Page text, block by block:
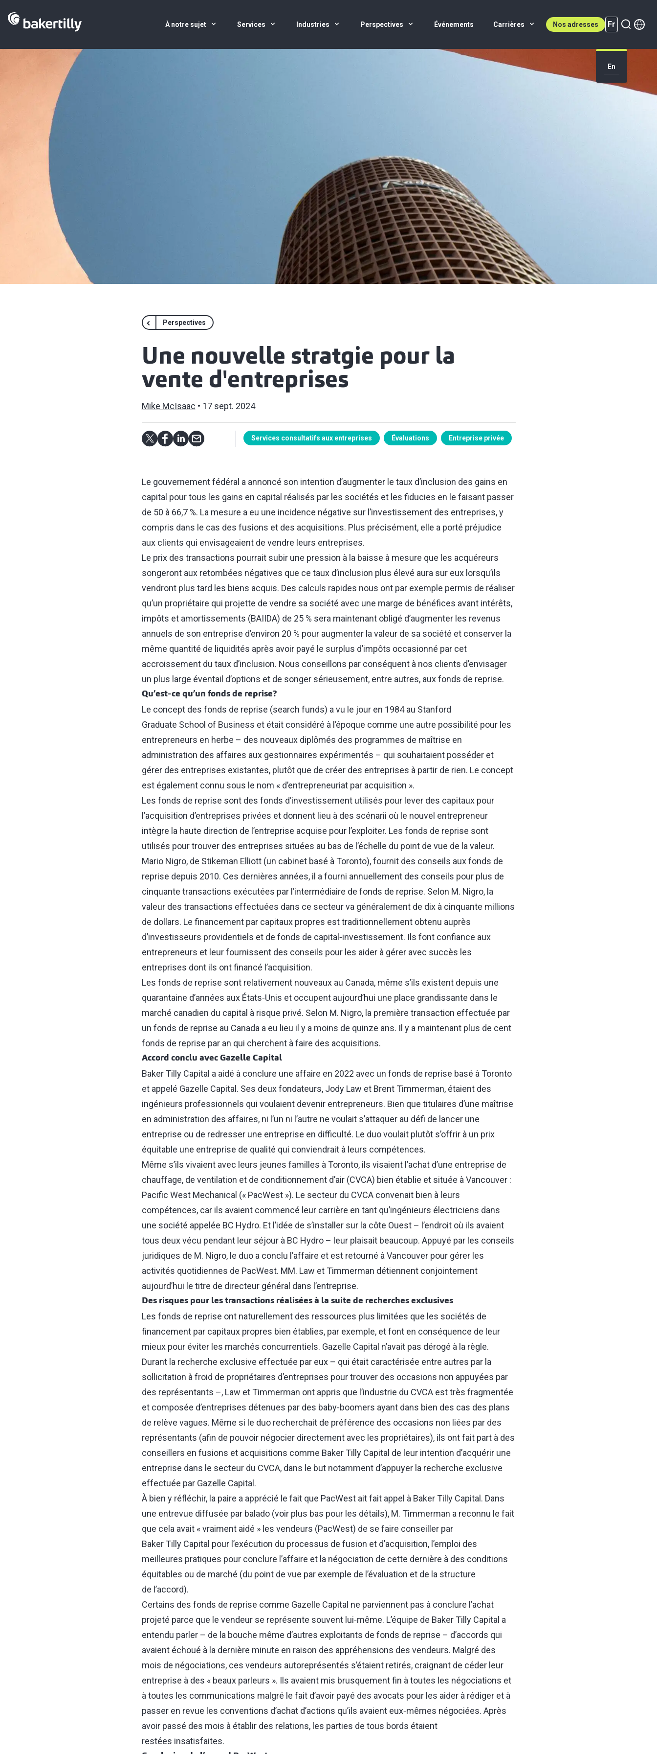
À notre sujet Services Industries Perspectives Événements Carrières Nos adresses Fr
En
Fr (active)
Perspectives
Une nouvelle stratgie pour la
vente d'entreprises
Mike McIsaac 17 sept. 2024
Services consultatifs aux entreprises Évaluations Entreprise privée
Le gouvernement fédéral a annoncé son intention d’augmenter le taux d’inclusion des gains en
capital pour tous les gains en capital réalisés par les sociétés et les fiducies en le faisant passer
de 50 à 66,7 %. La mesure a eu une incidence négative sur l’investissement des entreprises, y
compris dans le cas des fusions et des acquisitions. Plus précisément, elle a porté préjudice
aux clients qui envisageaient de vendre leurs entreprises.
Le prix des transactions pourrait subir une pression à la baisse à mesure que les acquéreurs
songeront aux retombées négatives que ce taux d’inclusion plus élevé aura sur eux lorsqu’ils
vendront plus tard les biens acquis. Des calculs rapides nous ont par exemple permis de réaliser
qu’un propriétaire qui projette de vendre sa société avec une marge de bénéfices avant intérêts,
impôts et amortissements (BAIIDA) de 25 % sera maintenant obligé d’augmenter les revenus
annuels de son entreprise d’environ 20 % pour augmenter la valeur de sa société et conserver la
même quantité de liquidités après avoir payé le surplus d’impôts occasionné par cet
accroissement du taux d’inclusion. Nous conseillons par conséquent à nos clients d’envisager
un plus large éventail d’options et de songer sérieusement, entre autres, aux fonds de reprise.
Qu’est‑ce qu’un fonds de reprise?
Le concept des fonds de reprise (search funds) a vu le jour en 1984 au Stanford
Graduate School of Business et était considéré à l’époque comme une autre possibilité pour les
entrepreneurs en herbe ⁠–⁠ des nouveaux diplômés des programmes de maîtrise en
administration des affaires aux gestionnaires expérimentés ⁠–⁠ qui souhaitaient posséder et
gérer des entreprises existantes, plutôt que de créer des entreprises à partir de rien. Le concept
est également connu sous le nom « d’entrepreneuriat par acquisition ».
Les fonds de reprise sont des fonds d’investissement utilisés pour lever des capitaux pour
l’acquisition d’entreprises privées et donnent lieu à des scénarii où le nouvel entrepreneur
intègre la haute direction de l’entreprise acquise pour l’exploiter. Les fonds de reprise sont
utilisés pour trouver des entreprises situées au bas de l’échelle du point de vue de la valeur.
Mario Nigro, de Stikeman Elliott (un cabinet basé à Toronto), fournit des conseils aux fonds de
reprise depuis 2010. Ces dernières années, il a fourni annuellement des conseils pour plus de
cinquante transactions exécutées par l’intermédiaire de fonds de reprise. Selon M. Nigro, la
valeur des transactions effectuées dans ce secteur va généralement de dix à cinquante millions
de dollars. Le financement par capitaux propres est traditionnellement obtenu auprès
d’investisseurs providentiels et de fonds de capital‑investissement. Ils font confiance aux
entrepreneurs et leur fournissent des conseils pour les aider à gérer avec succès les
entreprises dont ils ont financé l’acquisition.
Les fonds de reprise sont relativement nouveaux au Canada, même s’ils existent depuis une
quarantaine d’années aux États‑Unis et occupent aujourd’hui une place grandissante dans le
marché canadien du capital à risque privé. Selon M. Nigro, la première transaction effectuée par
un fonds de reprise au Canada a eu lieu il y a moins de quinze ans. Il y a maintenant plus de cent
fonds de reprise par an qui cherchent à faire des acquisitions.
Accord conclu avec Gazelle Capital
Baker Tilly Capital a aidé à conclure une affaire en 2022 avec un fonds de reprise basé à Toronto
et appelé Gazelle Capital. Ses deux fondateurs, Jody Law et Brent Timmerman, étaient des
ingénieurs professionnels qui voulaient devenir entrepreneurs. Bien que titulaires d’une maîtrise
en administration des affaires, ni l’un ni l’autre ne voulait s’attaquer au défi de lancer une
entreprise ou de redresser une entreprise en difficulté. Le duo voulait plutôt s’offrir à un prix
équitable une entreprise de qualité qui conviendrait à leurs compétences.
Même s’ils vivaient avec leurs jeunes familles à Toronto, ils visaient l’achat d’une entreprise de
chauffage, de ventilation et de conditionnement d’air (CVCA) bien établie et située à Vancouver :
Pacific West Mechanical (« PacWest »). Le secteur du CVCA convenait bien à leurs
compétences, car ils avaient commencé leur carrière en tant qu’ingénieurs électriciens dans
une société appelée BC Hydro. Et l’idée de s’installer sur la côte Ouest ⁠–⁠ l’endroit où ils avaient
tous deux vécu pendant leur séjour à BC Hydro ⁠–⁠ leur plaisait beaucoup. Appuyé par les conseils
juridiques de M. Nigro, le duo a conclu l’affaire et est retourné à Vancouver pour gérer les
activités quotidiennes de PacWest. MM. Law et Timmerman détiennent conjointement
aujourd’hui le titre de directeur général dans l’entreprise.
Des risques pour les transactions réalisées à la suite de recherches exclusives
Les fonds de reprise ont naturellement des ressources plus limitées que les sociétés de
financement par capitaux propres bien établies, par exemple, et font en conséquence de leur
mieux pour éviter les marchés concurrentiels. Gazelle Capital n’avait pas dérogé à la règle.
Durant la recherche exclusive effectuée par eux ⁠–⁠ qui était caractérisée entre autres par la
sollicitation à froid de propriétaires d’entreprises pour trouver des occasions non appuyées par
des représentants ⁠–⁠, Law et Timmerman ont appris que l’industrie du CVCA est très fragmentée
et composée d’entreprises détenues par des baby‑boomers ayant dans bien des cas des plans
de relève vagues. Même si le duo recherchait de préférence des occasions non liées par des
représentants (afin de pouvoir négocier directement avec les propriétaires), ils ont fait part à des
conseillers en fusions et acquisitions comme Baker Tilly Capital de leur intention d’acquérir une
entreprise dans le secteur du CVCA, dans le but notamment d’appuyer la recherche exclusive
effectuée par Gazelle Capital.
À bien y réfléchir, la paire a apprécié le fait que PacWest ait fait appel à Baker Tilly Capital. Dans
une entrevue diffusée par balado (voir plus bas pour les détails), M. Timmerman a reconnu le fait
que cela avait « vraiment aidé » les vendeurs (PacWest) de se faire conseiller par
Baker Tilly Capital pour l’exécution du processus de fusion et d’acquisition, l’emploi des
meilleures pratiques pour conclure l’affaire et la négociation de cette dernière à des conditions
équitables ou de marché (du point de vue par exemple de l’évaluation et de la structure
de l’accord).
Certains des fonds de reprise comme Gazelle Capital ne parviennent pas à conclure l’achat
projeté parce que le vendeur se représente souvent lui‑même. L’équipe de Baker Tilly Capital a
entendu parler ⁠–⁠ de la bouche même d’autres exploitants de fonds de reprise ⁠–⁠ d’accords qui
avaient échoué à la dernière minute en raison des appréhensions des vendeurs. Malgré des
mois de négociations, ces vendeurs autoreprésentés s’étaient retirés, craignant de céder leur
entreprise à des « beaux parleurs ». Ils avaient mis brusquement fin à toutes les négociations et
à toutes les communications malgré le fait d’avoir payé des avocats pour les aider à rédiger et à
passer en revue les conventions d’achat d’actions qu’ils avaient eux‑mêmes négociées. Après
avoir passé des mois à établir des relations, les parties de tous bords étaient
restées insatisfaites.